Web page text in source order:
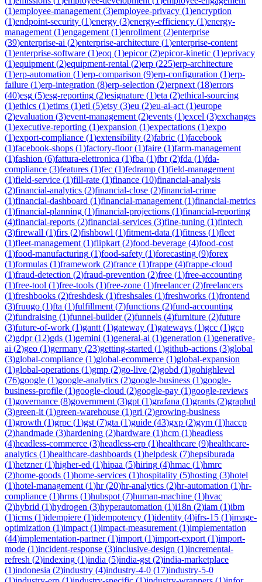
(1)employee-management (3)employee-privacy (1)encryption
(1)endpoint-security (1)energy (3)energy-efficiency (1)energy-
management (1)engagement (1)enrollment (2)enterprise
(39)enterprise-ai (2)enterprise-architecture (1)enterprise-content
(1)enterprise-software (1)eoq (1)epicor(2)epicor-kinetic (1)eprivacy
(1)equipment (2)equipment-rental (2)erp (225)erp-architecture
(1)erp-automation (1)erp-comparison (9)erp-configuration (1)erp-
failure (1)erp-integration (8)erp-selection (2)erpnext (18)errors
(40)esg (5)esg-reporting (2)esignature (1)eta (2)ethical-sourcing
(1)ethics (1)etims (1)etl (5)etsy (3)eu (2)eu-ai-act (1)europe
(2)evaluation (3)event-management (2)events (1)excel (3)exchanges
(1)executive-reporting (1)expansion (1)expectations (1)expo
(1)export-compliance (1)extensibility (2)fabric (1)facebook
(1)facebook-shops (1)factory-floor(1)faire (1)farm-management
(1)fashion (6)fattura-elettronica (1)fba (1)fbr(2)fda (1)fda-
compliance (3)features (1)fec (1)fedramp (1)field-management
(1)field-service (1)fill-rate (1)finance (10)financial-analysis
(2)financial-analytics (2)financial-close (2)financial-crime
(1)financial-dashboard (1)financial-management (1)financial-metrics
(1)financial-planning (1)financial-projections (1)financial-reporting
(4)financial-reports (2)financial-services (3)fine-tuning (1)fintech
(3)firewall (1)firs (2)fishbowl (1)fitment-data (1)fitness (1)fleet
(1)fleet-management (1)flipkart (2)food-beverage (4)food-cost
(1)food-manufacturing (1)food-safety (1)forecasting (9)forex
(1)formulas (1)framework (2)france (1)frappe (4)frappe-cloud
(1)fraud-detection (2)fraud-prevention (2)free (1)free-accounting
(1)free-tool (1)free-tools (1)free-zone (1)freelancer(2)freelancers
(1)freshbooks (2)freshdesk (1)freshsales (1)freshworks (1)frontend
(3)fruugo (1)fta (1)fulfillment (7)functions (2)fund-accounting
(2)fundraising (1)funnel-builder(2)funnels (4)furniture (2)future
(3)future-of-work (1)gantt (1)gateway (1)gateways (1)gcc (1)gcp
(2)gdpr(12)gds (1)gemini (1)general-ai (1)generation (1)generative-
ai (2)geo (1)germany (23)getting-started (1)github-actions (3)global
(3)global-compliance (1)global-ecommerce (1)global-expansion
(1)global-operations (1)gmp (2)go-live (2)gobd (1)gohighlevel
(76)google (1)google-analytics (2)google-business (1)google-
business-profile (1)google-cloud (2)google-pay (1)google-reviews
(1)governance (8)government (3)gpt (1)grafana (1)grants (2)graphql
(3)green-it (1)green-warehouse (1)gri (2)growing-business
(1)growth (1)grpc (1)gst (7)gta (1)guide (43)gxp (2)gym (1)haccp
(2)handmade (3)hardening (2)hardware (1)hcm (1)headless
(4)headless-commerce (3)headless-erp (1)healthcare (9)healthcare-
analytics (1)healthcare-dashboards (1)helpdesk (7)hepsiburada
(1)hetzner(1)higher-ed (1)hipaa (5)hiring (4)hmac (1)hmrc
(2)home-goods (1)home-services (1)hospitality (5)hosting (3)hotel
(1)hotel-management (1)hr(20)hr-analytics (2)hr-automation (1)hr-
compliance (1)hrms (1)hubspot (7)human-machine (1)hvac
(2)hybrid (1)hydrogen (3)hyperautomation (1)i18n (2)iam (1)ibm
(1)icms (1)idempiere (1)idempotency (1)identity (4)ifrs-15 (1)image-
optimization (1)impact (1)impact-measurement (1)implementation
(44)implementation-partner(1)import (1)import-export (1)import-
mode (1)incident-response (3)inclusive-design (1)incremental-
refresh (2)indexing (1)india (5)india-gst (2)india-marketplace
(1)indonesia (2)industry (4)industry-4-0 (17)industry-5-0